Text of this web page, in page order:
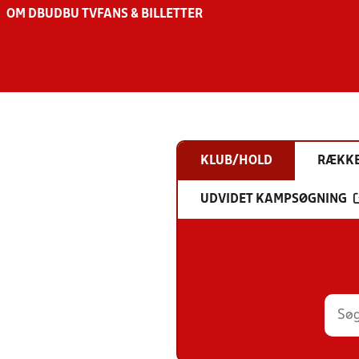
OM DBU DBU TV FANS & BILLETTER
KLUB/HOLD
UDVIDET KAMPSØGNING